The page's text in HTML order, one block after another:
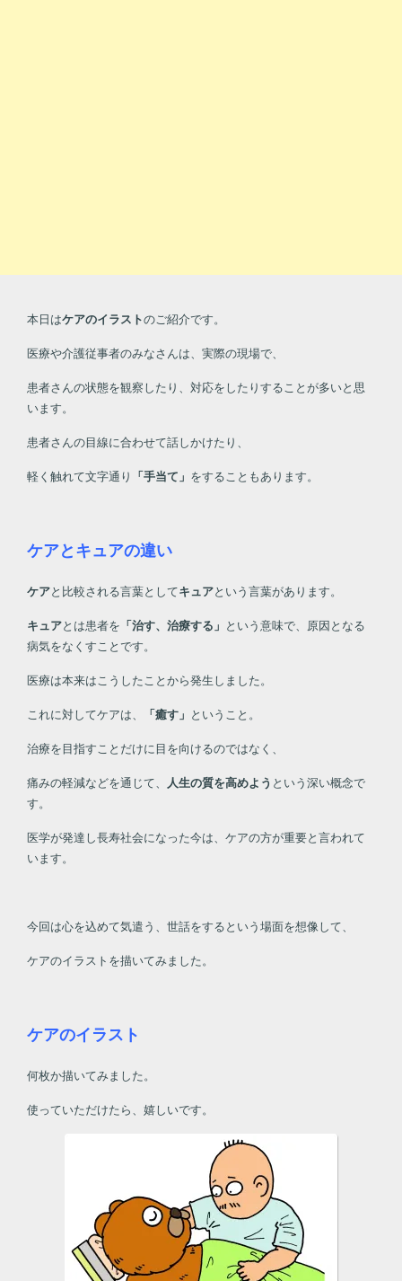
本日はケアのイラストのご紹介です。
医療や介護従事者のみなさんは、実際の現場で、
患者さんの状態を観察したり、対応をしたりすることが多いと思
います。
患者さんの目線に合わせて話しかけたり、
軽く触れて文字通り 「手当て」 をすることもあります。
ケアとキュアの違い
ケアと比較される言葉としてキュアという言葉があります。
キュアとは患者を 「治す、治療する」 という意味で、原因となる
病気をなくすことです。
医療は本来はこうしたことから発生しました。
これに対してケアは、 「癒す」 ということ。
治療を目指すことだけに目を向けるのではなく、
痛みの軽減などを通じて、 人生の質を高めよう という深い概念で
す。
医学が発達し長寿社会になった今は、ケアの方が重要と言われて
います。
今回は心を込めて気遣う、世話をするという場面を想像して、
ケアのイラストを描いてみました。
ケアのイラスト
何枚か描いてみました。
使っていただけたら、嬉しいです。